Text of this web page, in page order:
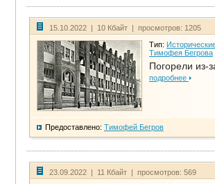
15.10.2022 | 10 Кбайт | просмотров: 1205
Тип:
Тимофея Бегрова
Погорели из-
подробнее
Предоставлено: Тимофей Бегров
23.09.2022 | 11 Кбайт | просмотров: 569